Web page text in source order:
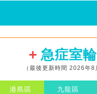
急症室
（最後更新時間 2026年
港島區 九龍區